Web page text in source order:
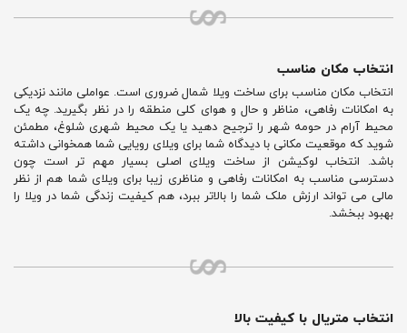
انتخاب مکان مناسب
انتخاب مکان مناسب برای ساخت ویلا شمال ضروری است. عواملی مانند نزدیکی
به امکانات رفاهی، مناظر و حال و هوای کلی منطقه را در نظر بگیرید. چه یک
محیط آرام در حومه شهر را ترجیح دهید یا یک محیط شهری شلوغ، مطمئن
شوید که موقعیت مکانی با دیدگاه شما برای ویلای رویایی شما همخوانی داشته
باشد. انتخاب لوکیشن از ساخت ویلای اصلی بسیار مهم تر است چون
دسترسی مناسب به امکانات رفاهی و مناظری زیبا برای ویلای شما هم از نظر
مالی می تواند ارزش ملک شما را بالاتر ببرد، هم کیفیت زندگی شما در ویلا را
بهبود ببخشد.
انتخاب متریال با کیفیت بالا